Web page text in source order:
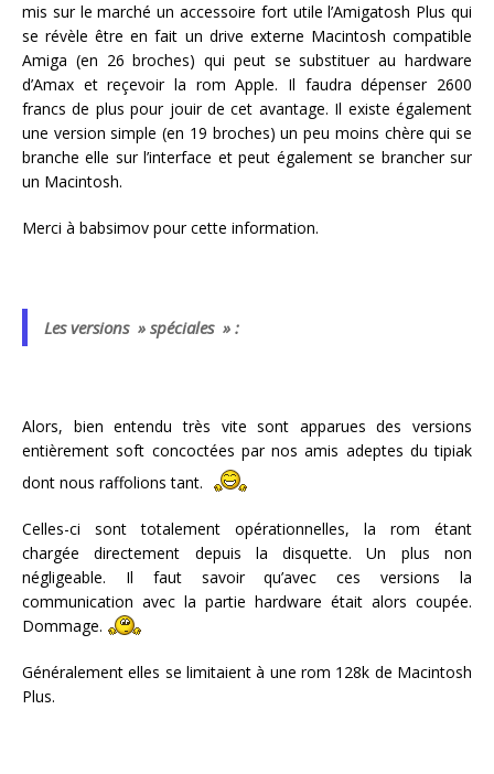
mis sur le marché un accessoire fort utile l’Amigatosh Plus qui
se révèle être en fait un drive externe Macintosh compatible
Amiga (en 26 broches) qui peut se substituer au hardware
d’Amax et reçevoir la rom Apple. Il faudra dépenser 2600
francs de plus pour jouir de cet avantage. Il existe également
une version simple (en 19 broches) un peu moins chère qui se
branche elle sur l’interface et peut également se brancher sur
un Macintosh.
Merci à babsimov pour cette information.
Les versions » spéciales » :
Alors, bien entendu très vite sont apparues des versions
entièrement soft concoctées par nos amis adeptes du tipiak
dont nous raffolions tant.
Celles-ci sont totalement opérationnelles, la rom étant
chargée directement depuis la disquette. Un plus non
négligeable. Il faut savoir qu’avec ces versions la
communication avec la partie hardware était alors coupée.
Dommage.
Généralement elles se limitaient à une rom 128k de Macintosh
Plus.